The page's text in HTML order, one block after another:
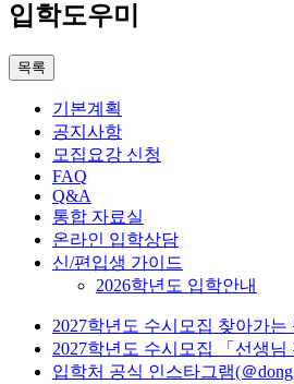
입학도우미
목록
기본계획
공지사항
모집요강 신청
FAQ
Q&A
통합 자료실
온라인 입학상담
신/편입생 가이드
2026학년도 입학안내
2027학년도 수시모집 찾아가
2027학년도 수시모집 「선생
입학처 공식 인스타그램(＠